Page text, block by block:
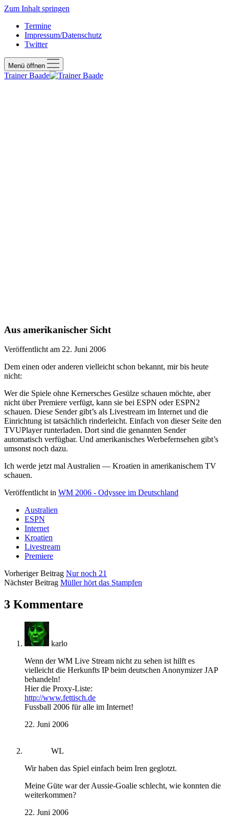
Zum Inhalt springen
Termine
Impressum/Datenschutz
Twitter
Menü öffnen
Trainer Baade
Aus amerikanischer Sicht
Veröffentlicht am 22. Juni 2006
Dem einen oder anderen vielleicht schon bekannt, mir bis heute
nicht:
Wer die Spiele ohne Kernersches Gesülze schauen möchte, aber
nicht über Premiere verfügt, kann sie bei ESPN oder ESPN2
schauen. Diese Sender gibt’s als Livestream im Internet und die
Einrichtung ist tatsächlich rinderleicht. Einfach von dieser Seite den
TVUPlayer runterladen. Dort sind die genannten Sender
automatisch verfügbar. Und amerikanisches Werbefernsehen gibt’s
umsonst noch dazu.
Ich werde jetzt mal Australien — Kroatien in amerikanischem TV
schauen.
Veröffentlicht in WM 2006 - Odyssee im Deutschland
Australien
ESPN
Internet
Kroatien
Livestream
Premiere
Vorheriger Beitrag Nur noch 21
Nächster Beitrag Müller hört das Stampfen
3 Kommentare
karlo
Wenn der WM Live Stream nicht zu sehen ist hilft es
vielleicht die Herkunfts IP beim deutschen Anonymizer JAP
behandeln!
Hier die Proxy-Liste:
http://www.fettisch.de
Fussball 2006 für alle im Internet!
22. Juni 2006
WL
Wir haben das Spiel einfach beim Iren geglotzt.
Meine Güte war der Aussie-Goalie schlecht, wie konnten die
weiterkommen?
22. Juni 2006